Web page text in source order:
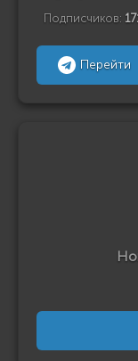
Подписчиков:
Перейти